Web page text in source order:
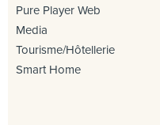
Pure Player Web
Media
Tourisme/Hôtellerie
Smart Home